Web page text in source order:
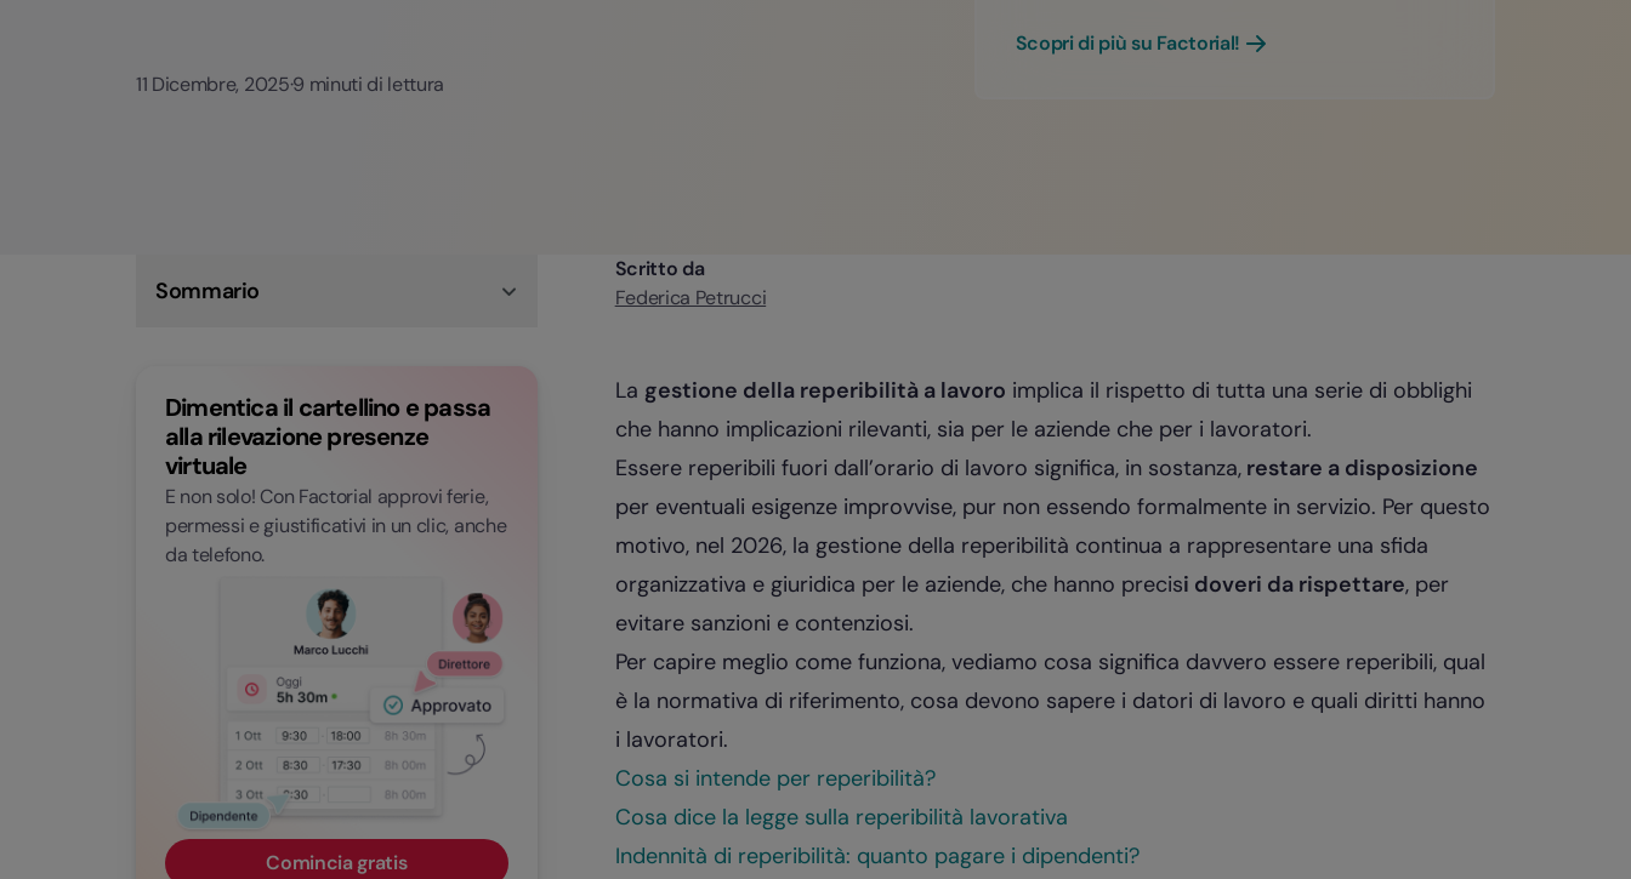
11 Dicembre, 2025·9 minuti di lettura
Scopri di più su Factorial!
Sommario
dipendenti?
Reperibilità non pagata: i rischi per il datore di
lavoro
Obblighi e diritti dei dipendenti
Consigli utili per le aziende: come gestire al
meglio la reperibilità
Gestisci orari, turni e rilevazione presenze con
Factorial
Dimentica il cartellino e passa
alla rilevazione presenze
virtuale
E non solo! Con Factorial approvi ferie,
permessi e giustificativi in un clic, anche
da telefono.
Comincia gratis
Scritto da
Federica Petrucci
La gestione della reperibilità a lavoro implica il rispetto di tutta una serie di obblighi
che hanno implicazioni rilevanti, sia per le aziende che per i lavoratori.
Essere reperibili fuori dall’orario di lavoro significa, in sostanza,restare a disposizione
per eventuali esigenze improvvise, pur non essendo formalmente in servizio. Per questo
motivo, nel 2026, la gestione della reperibilità continua a rappresentare una sfida
organizzativa e giuridica per le aziende, che hanno precisi doveri da rispettare, per
evitare sanzioni e contenziosi.
Per capire meglio come funziona, vediamo cosa significa davvero essere reperibili, qual
è la normativa di riferimento, cosa devono sapere i datori di lavoro e quali diritti hanno
i lavoratori.
Cosa si intende per reperibilità?
Cosa dice la legge sulla reperibilità lavorativa
Indennità di reperibilità: quanto pagare i dipendenti?